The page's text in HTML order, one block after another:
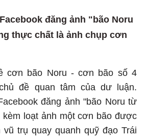
đăng ảnh "bão Noru
thực chất là ảnh chụp cơn
cơn bão Noru - cơn bão số 4
đề quan tâm của dư luận.
đăng ảnh "bão Noru từ
kèm loạt ảnh một cơn bão được
trụ quay quanh quỹ đạo Trái